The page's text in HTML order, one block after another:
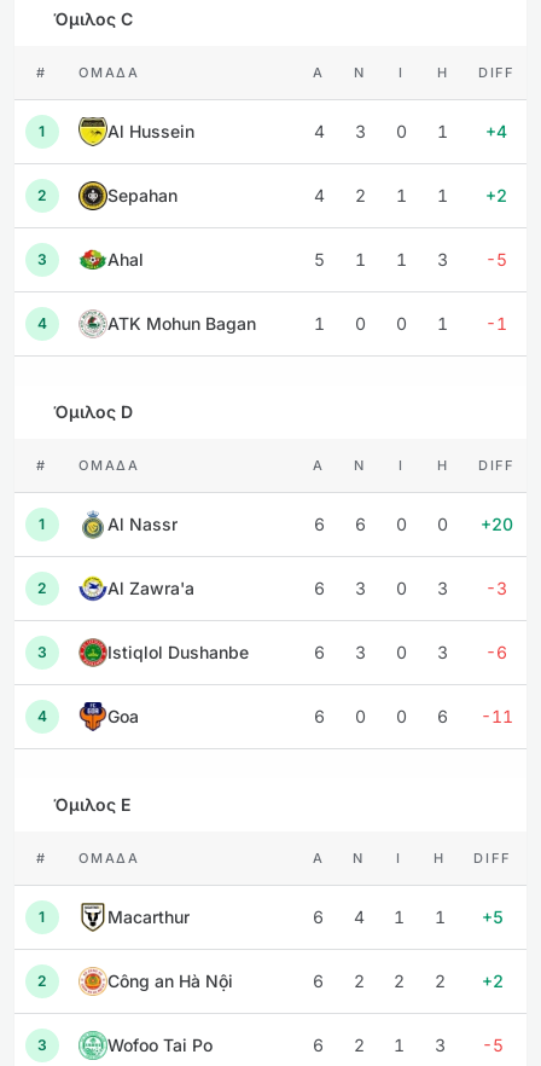
Όμιλος C
# ΟΜΆΔΑ Α Ν Ι Η DIFF
1 Al Hussein 4 3 0 1 +4
2 Sepahan 4 2 1 1 +2
3 Ahal 5 1 1 3 -5
4 ATK Mohun Bagan 1 0 0 1 -1
Όμιλος D
# ΟΜΆΔΑ Α Ν Ι Η DIFF
1 Al Nassr 6 6 0 0 +20
2 Al Zawra'a 6 3 0 3 -3
3 Istiqlol Dushanbe 6 3 0 3 -6
4 Goa 6 0 0 6 -11
Όμιλος E
# ΟΜΆΔΑ Α Ν Ι Η DIFF
1 Macarthur 6 4 1 1 +5
2 Công an Hà Nội 6 2 2 2 +2
3 Wofoo Tai Po 6 2 1 3 -5